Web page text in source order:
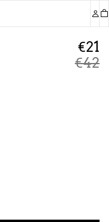
€21
€42